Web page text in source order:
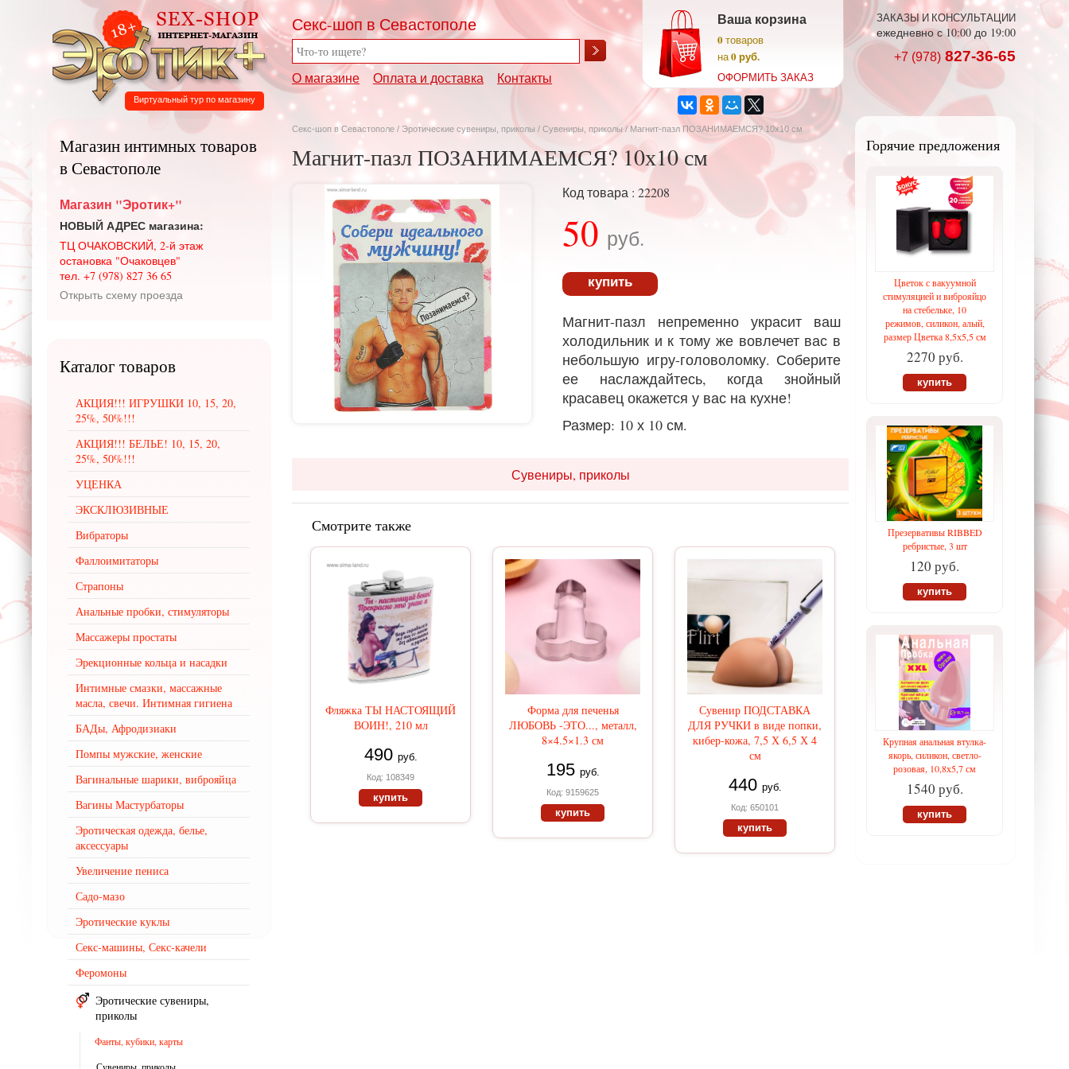
Секс-шоп в Севастополе
О магазине Оплата и доставка Контакты
Ваша корзина
0товаров
на0 руб.
ОФОРМИТЬ ЗАКАЗ
ЗАКАЗЫ И КОНСУЛЬТАЦИИ
ежедневно с 10:00 до 19:00
+7 (978) 827-36-65
Виртуальный тур по магазину
Секс-шоп в Севастополе / Эротические сувениры, приколы / Сувениры, приколы / Магнит-пазл ПОЗАНИМАЕМСЯ? 10х10 см
Магнит-пазл ПОЗАНИМАЕМСЯ? 10х10 см
Код товара : 22208
50 руб.
купить
Магнит-пазл непременно украсит ваш
холодильник и к тому же вовлечет вас в
небольшую игру-головоломку. Соберите
ее наслаждайтесь, когда знойный
красавец окажется у вас на кухне!
Размер: 10 х 10 см.
Сувениры, приколы
Смотрите также
Фляжка ТЫ НАСТОЯЩИЙ
ВОИН!, 210 мл
490 руб.
Код: 108349
купить
Форма для печенья
ЛЮБОВЬ -ЭТО..., металл,
8×4.5×1.3 см
195 руб.
Код: 9159625
купить
Сувенир ПОДСТАВКА
ДЛЯ РУЧКИ в виде попки,
кибер-кожа, 7,5 Х 6,5 Х 4
см
440 руб.
Код: 650101
купить
Горячие предложения
Цветок с вакуумной
стимуляцией и виброяйцо
на стебельке, 10
режимов, силикон, алый,
размер Цветка 8,5х5,5 см
2270 руб.
купить
Презервативы RIBBED
ребристые, 3 шт
120 руб.
купить
Крупная анальная втулка-
якорь, силикон, светло-
розовая, 10,8х5,7 см
1540 руб.
купить
Магазин интимных товаров
в Севастополе
Магазин "Эротик+"
НОВЫЙ АДРЕС магазина:
ТЦ ОЧАКОВСКИЙ, 2-й этаж
остановка "Очаковцев"
тел. +7 (978) 827 36 65
Открыть схему проезда
Каталог товаров
АКЦИЯ!!! ИГРУШКИ 10, 15, 20,
25%, 50%!!!
АКЦИЯ!!! БЕЛЬЕ! 10, 15, 20,
25%, 50%!!!
УЦЕНКА
ЭКСКЛЮЗИВНЫЕ
Вибраторы
Фаллоимитаторы
Страпоны
Анальные пробки, стимуляторы
Массажеры простаты
Эрекционные кольца и насадки
Интимные смазки, массажные
масла, свечи. Интимная гигиена
БАДы, Афродизиаки
Помпы мужские, женские
Вагинальные шарики, виброяйца
Вагины Мастурбаторы
Эротическая одежда, белье,
аксессуары
Увеличение пениса
Садо-мазо
Эротические куклы
Секс-машины, Секс-качели
Феромоны
Эротические сувениры,
приколы
Фанты, кубики, карты